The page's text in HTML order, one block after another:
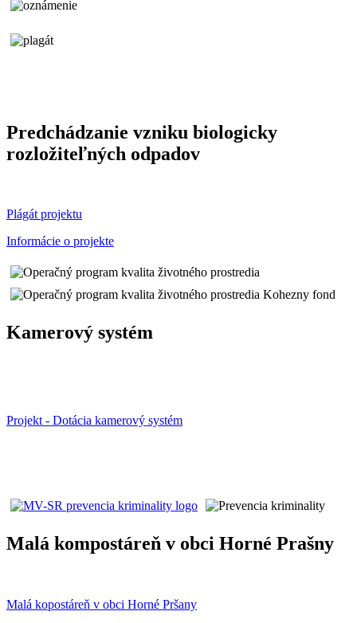
Predchádzanie vzniku biologicky
rozložiteľných odpadov
Plágát projektu
Informácie o projekte
Kamerový systém
Projekt - Dotácia kamerový systém
Malá kompostáreň v obci Horné Prašny
Malá kopostáreň v obci Horné Pršany